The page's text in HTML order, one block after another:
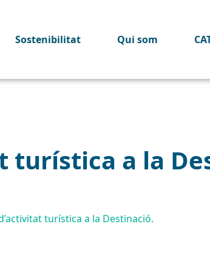
Sostenibilitat Qui som
turística a la
turística a la Destinació.